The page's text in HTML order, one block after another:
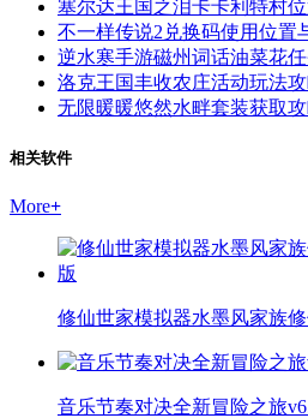
塞尔达王国之泪卡卡利特村
不一样传说2兑换码使用位置
逆水寒手游磁州词话油菜花
洛克王国丰收农庄活动玩法
无限暖暖悠然水畔套装获取
相关软件
More+
修仙世家模拟器水墨风家族
音乐节奏对决全新冒险之旅